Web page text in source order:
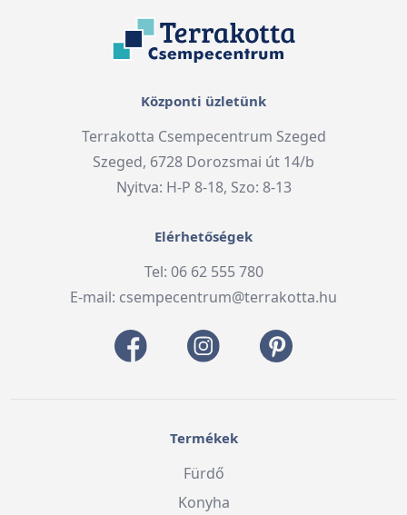
Központi üzletünk
Terrakotta Csempecentrum Szeged
Szeged, 6728 Dorozsmai út 14/b
Nyitva: H-P 8-18, Szo: 8-13
Elérhetőségek
Tel: 06 62 555 780
E-mail: csempecentrum@terrakotta.hu
Termékek
Fürdő
Konyha